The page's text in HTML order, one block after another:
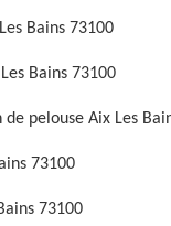
Bains 73100
Bains 73100
pelouse Aix Les
73100
73100